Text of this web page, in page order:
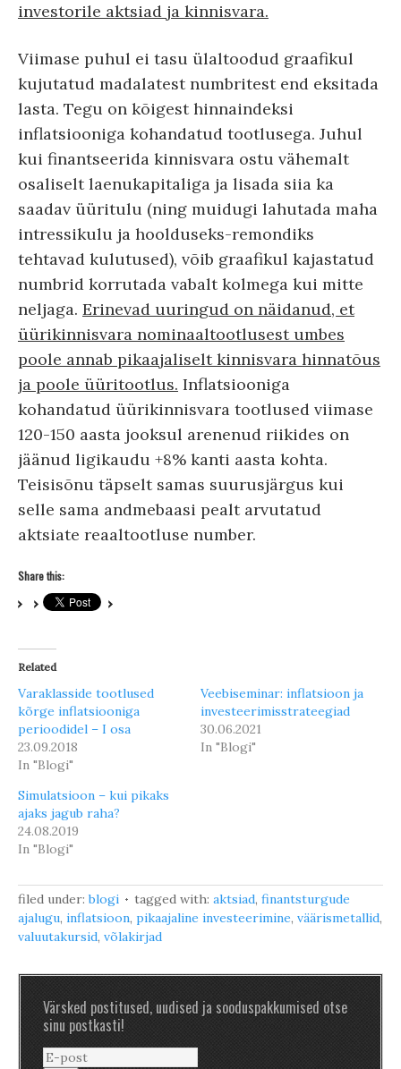
investorile aktsiad ja kinnisvara.
Viimase puhul ei tasu ülaltoodud graafikul
kujutatud madalatest numbritest end eksitada
lasta. Tegu on kõigest hinnaindeksi
inflatsiooniga kohandatud tootlusega. Juhul
kui finantseerida kinnisvara ostu vähemalt
osaliselt laenukapitaliga ja lisada siia ka
saadav üüritulu (ning muidugi lahutada maha
intressikulu ja hoolduseks-remondiks
tehtavad kulutused), võib graafikul kajastatud
numbrid korrutada vabalt kolmega kui mitte
neljaga. Erinevad uuringud on näidanud, et
üürikinnisvara nominaaltootlusest umbes
poole annab pikaajaliselt kinnisvara hinnatõus
ja poole üüritootlus. Inflatsiooniga
kohandatud üürikinnisvara tootlused viimase
120-150 aasta jooksul arenenud riikides on
jäänud ligikaudu +8% kanti aasta kohta.
Teisisõnu täpselt samas suurusjärgus kui
selle sama andmebaasi pealt arvutatud
aktsiate reaaltootluse number.
Share this:
Related
Varaklasside tootlused
kõrge inflatsiooniga
perioodidel – I osa
23.09.2018
In "Blogi"
Veebiseminar: inflatsioon ja
investeerimisstrateegiad
30.06.2021
In "Blogi"
Simulatsioon – kui pikaks
ajaks jagub raha?
24.08.2019
In "Blogi"
filed under:blogi tagged with: aktsiad, finantsturgude
ajalugu, inflatsioon, pikaajaline investeerimine, väärismetallid,
valuutakursid, võlakirjad
Värsked postitused, uudised ja sooduspakkumised otse
sinu postkasti!